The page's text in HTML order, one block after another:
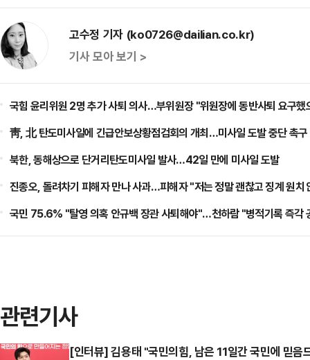
고수정 기자 (ko0726@dailian.co.kr)
기사 모아 보기 >
국힘 윤리위원 2명 추가 사퇴 의사…부위원장 "위원장에 동반사퇴 요구했
靑, 北 탄도미사일에 긴급안보상황점검회의 개최…미사일 도발 중단 촉구
북한, 동해상으로 단거리탄도미사일 발사…42일 만에 미사일 도발
진종오, 돌려차기 피해자 만나 사과…피해자 "저는 정말 괜찮고 징계 원치
국민 75.6% "탈영 의혹 안규백 장관 사퇴해야"…천하람 "병적기록 즉각
관련기사
[인터뷰] 김용태 "국민의힘, 남은 11일간 국민에 믿음